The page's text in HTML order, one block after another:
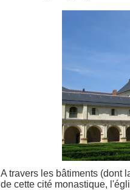
A travers les bâtiments (dont
de cette cité monastique,